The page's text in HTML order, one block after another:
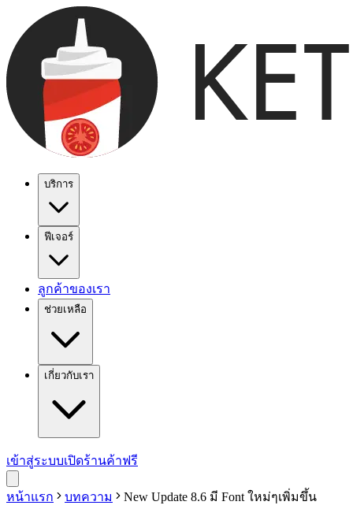
บริการ
ฟีเจอร์
ลูกค้าของเรา
ช่วยเหลือ
เกี่ยวกับเรา
เข้าสู่ระบบเปิดร้านค้าฟรี
หน้าแรก บทความ
New Update 8.6 มี Font ใหม่ๆเพิ่มขึ้น